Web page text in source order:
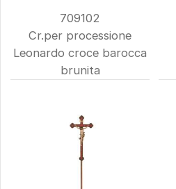
709102
Cr.per processione
Leonardo croce barocca
brunita